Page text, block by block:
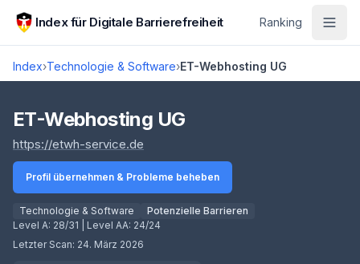
Zum Hauptinhalt springen
Index für Digitale Barrierefreiheit Ranking
Index›Technologie & Software›ET-Webhosting UG
Score lädt
ET-Webhosting UG
https://etwh-service.de
Profil übernehmen & Probleme beheben
Technologie & Software
Potenzielle Barrieren
Level A: 28/31 | Level AA: 24/24
Letzter Scan: 24. März 2026